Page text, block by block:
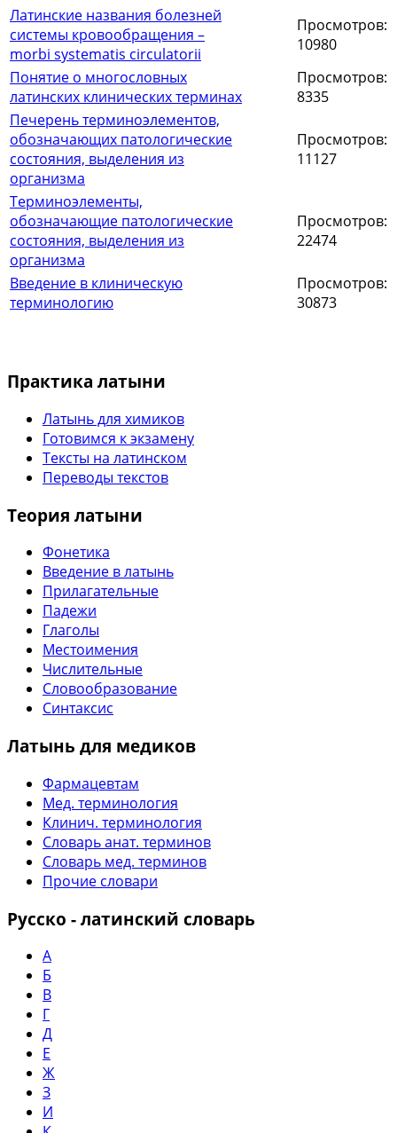
Латинские названия болезней
системы кровообращения –
morbi systematis circulatorii
Просмотров:
10980
Понятие о многословных
латинских клинических терминах
Просмотров:
8335
Печерень терминоэлементов,
обозначающих патологические
состояния, выделения из
организма
Просмотров:
11127
Терминоэлементы,
обозначающие патологические
состояния, выделения из
организма
Просмотров:
22474
Введение в клиническую
терминологию
Просмотров:
30873
Практика латыни
Латынь для химиков
Готовимся к экзамену
Тексты на латинском
Переводы текстов
Теория латыни
Фонетика
Введение в латынь
Прилагательные
Падежи
Глаголы
Местоимения
Числительные
Словообразование
Синтаксис
Латынь для медиков
Фармацевтам
Мед. терминология
Клинич. терминология
Словарь анат. терминов
Словарь мед. терминов
Прочие словари
Русско - латинский словарь
А
Б
В
Г
Д
Е
Ж
З
И